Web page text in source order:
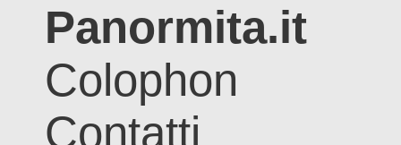
Panormita.it
Colophon
Contatti